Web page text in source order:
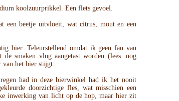
koolzuurprikkel. Een flets gevoel.
een beetje uitvloeit, wat citrus, mout en een
bier. Teleurstellend omdat ik geen fan van
smaken vlug aangetast worden (lees: nog
van het bier stijgt.
had in deze bierwinkel had ik het nooit
doorzichtige fles, wat misschien een
inwerking van licht op de hop, maar hier zit